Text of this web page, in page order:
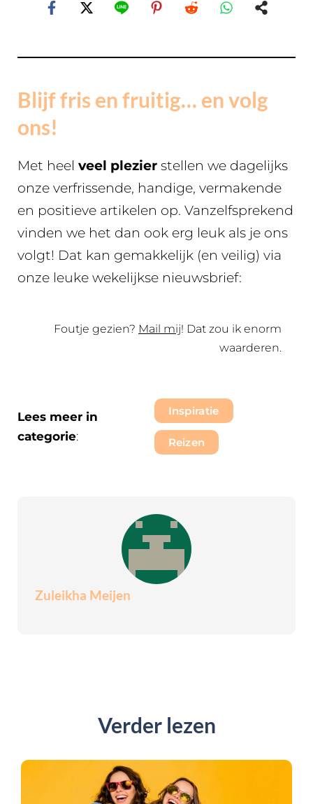
Blijf fris en fruitig… en volg
ons!
Met heel veel plezier stellen we dagelijks
onze verfrissende, handige, vermakende
en positieve artikelen op. Vanzelfsprekend
vinden we het dan ook erg leuk als je ons
volgt! Dat kan gemakkelijk (en veilig) via
onze leuke wekelijkse nieuwsbrief:
Foutje gezien? Mail mij! Dat zou ik enorm
waarderen.
Lees meer in
categorie:
Inspiratie
Reizen
Zuleikha Meijen
Verder lezen